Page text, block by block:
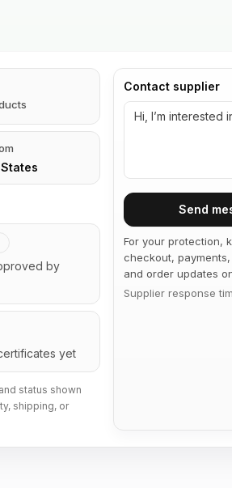
by
yet
status shown
shipping, or
Contact supplier
Send
For your protection,
checkout,
and order updates
Supplier response